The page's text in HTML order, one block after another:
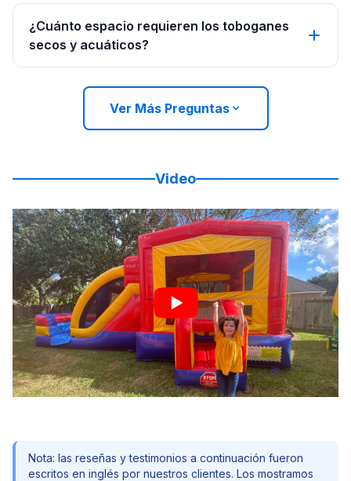
¿Cuánto espacio requieren los toboganes
secos y acuáticos?
Ver Más Preguntas
Video
Nota: las reseñas y testimonios a continuación fueron
escritos en inglés por nuestros clientes. Los mostramos